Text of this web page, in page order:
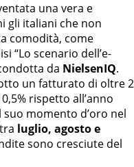
una vera e
gli italiani che non
comodità, come
“Lo scenario dell’e-
da NielsenIQ.
un fatturato di oltre 2
rispetto all’anno
momento d’oro nel
luglio, agosto e
sono cresciute del